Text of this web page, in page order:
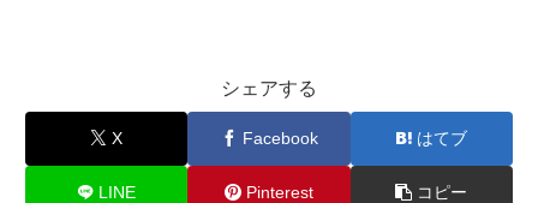
シェアする
X Facebook はてブ
LINE Pinterest コピー